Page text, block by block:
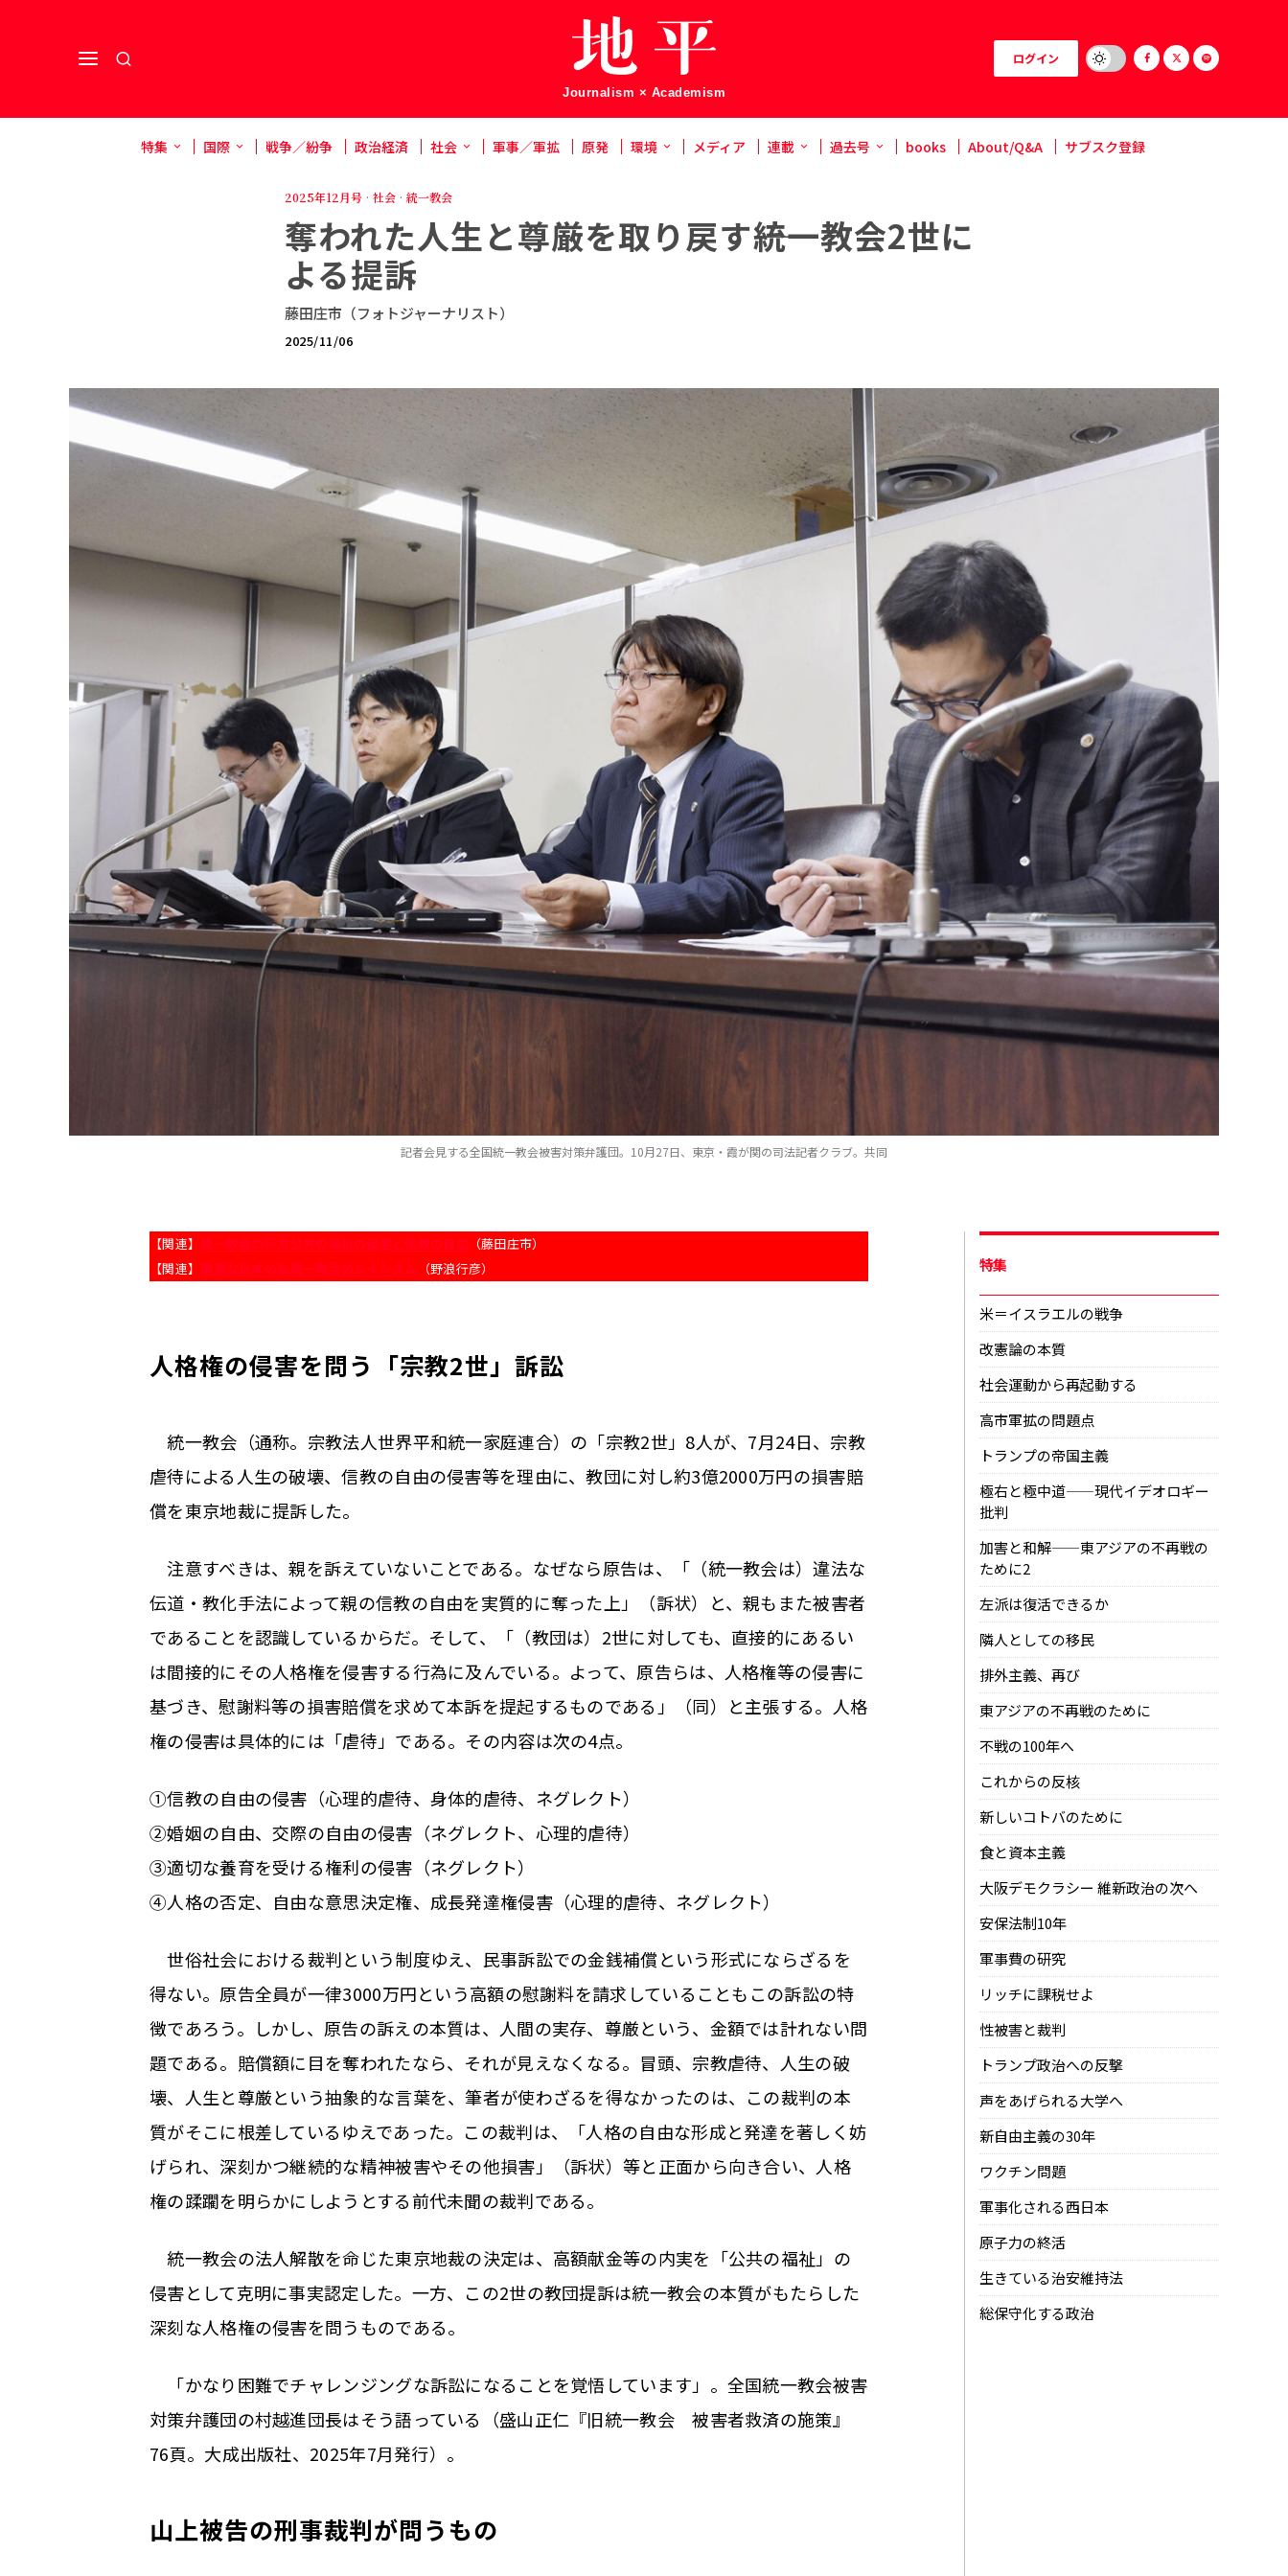
Journalism × Academism
ログイン
特集 国際 戦争／紛争 政治経済 社会 軍事／軍拡 原発 環境 メディア 連載 過去号 books About/Q&A サブスク登録
2025年12月号 · 社会 · 統一教会
奪われた人生と尊厳を取り戻す――統一教会2世に
よる提訴
藤田庄市（フォトジャーナリスト）
2025/11/06
記者会見する全国統一教会被害対策弁護団。10月27日、東京・霞が関の司法記者クラブ。共同
【関連】 統一教会の行方――公共の福祉の侵害と信教の自由 （藤田庄市）
【関連】 醜悪な日本の私――統一教会のレイシズム （野浪行彦）
人格権の侵害を問う――「宗教2世」訴訟
統一教会（通称。宗教法人世界平和統一家庭連合）の「宗教2世」8人が、7月24日、宗教
虐待による人生の破壊、信教の自由の侵害等を理由に、教団に対し約3億2000万円の損害賠
償を東京地裁に提訴した。
注意すべきは、親を訴えていないことである。なぜなら原告は、「（統一教会は）違法な
伝道・教化手法によって親の信教の自由を実質的に奪った上」（訴状）と、親もまた被害者
であることを認識しているからだ。そして、「（教団は）2世に対しても、直接的にあるい
は間接的にその人格権を侵害する行為に及んでいる。よって、原告らは、人格権等の侵害に
基づき、慰謝料等の損害賠償を求めて本訴を提起するものである」（同）と主張する。人格
権の侵害は具体的には「虐待」である。その内容は次の4点。
①信教の自由の侵害（心理的虐待、身体的虐待、ネグレクト）
②婚姻の自由、交際の自由の侵害（ネグレクト、心理的虐待）
③適切な養育を受ける権利の侵害（ネグレクト）
④人格の否定、自由な意思決定権、成長発達権侵害（心理的虐待、ネグレクト）
世俗社会における裁判という制度ゆえ、民事訴訟での金銭補償という形式にならざるを
得ない。原告全員が一律3000万円という高額の慰謝料を請求していることもこの訴訟の特
徴であろう。しかし、原告の訴えの本質は、人間の実存、尊厳という、金額では計れない問
題である。賠償額に目を奪われたなら、それが見えなくなる。冒頭、宗教虐待、人生の破
壊、人生と尊厳という抽象的な言葉を、筆者が使わざるを得なかったのは、この裁判の本
質がそこに根差しているゆえであった。この裁判は、「人格の自由な形成と発達を著しく妨
げられ、深刻かつ継続的な精神被害やその他損害」（訴状）等と正面から向き合い、人格
権の蹂躙を明らかにしようとする前代未聞の裁判である。
統一教会の法人解散を命じた東京地裁の決定は、高額献金等の内実を「公共の福祉」の
侵害として克明に事実認定した。一方、この2世の教団提訴は統一教会の本質がもたらした
深刻な人格権の侵害を問うものである。
「かなり困難でチャレンジングな訴訟になることを覚悟しています」。全国統一教会被害
対策弁護団の村越進団長はそう語っている（盛山正仁『旧統一教会 被害者救済の施策』
76頁。大成出版社、2025年7月発行）。
山上被告の刑事裁判が問うもの
特集
米＝イスラエルの戦争
改憲論の本質
社会運動から再起動する
高市軍拡の問題点
トランプの帝国主義
極右と極中道——現代イデオロギー
批判
加害と和解——東アジアの不再戦の
ために2
左派は復活できるか
隣人としての移民
排外主義、再び
東アジアの不再戦のために
不戦の100年へ
これからの反核
新しいコトバのために
食と資本主義
大阪デモクラシー 維新政治の次へ
安保法制10年
軍事費の研究
リッチに課税せよ
性被害と裁判
トランプ政治への反撃
声をあげられる大学へ
新自由主義の30年
ワクチン問題
軍事化される西日本
原子力の終活
生きている治安維持法
総保守化する政治